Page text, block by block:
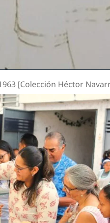
[Colección Héctor